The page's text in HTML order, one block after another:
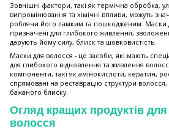
Зовнішні фактори, такі як термічна обробка,
випромінювання та хімічні впливи, можуть
роблячи його ламким та пошкодженим. Маски
призначені для глибокого живлення,
дарують йому силу, блиск та шовковистість.
Маски для волосся - це засоби, які мають
для глибокого відновлення та живлення
компоненти, такі як амінокислоти, кератин,
спрямовані на реставрацію структури
бажаного блиску.
Огляд кращих продуктів
волосся